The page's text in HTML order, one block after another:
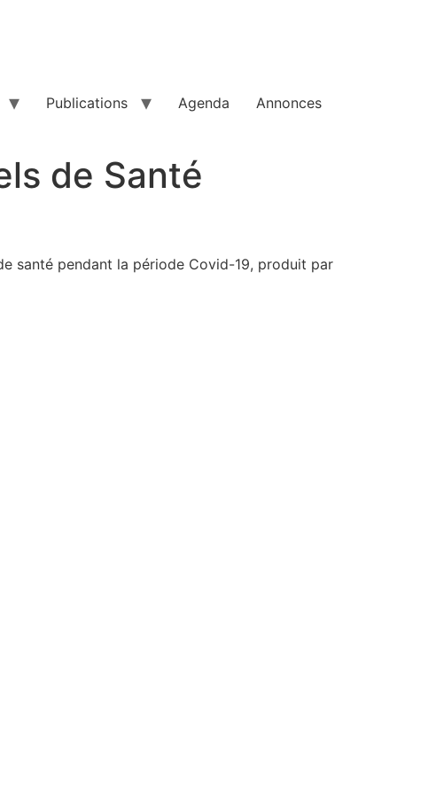
Publications Agenda Annonces
de Santé
santé pendant la période Covid-19, produit par